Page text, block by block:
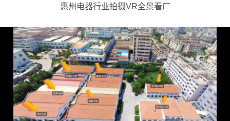
惠州电器行业拍摄VR全景看厂